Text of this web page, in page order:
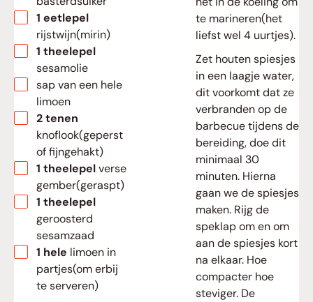
▢
1 eetlepel
rijstwijn(mirin)
▢
1 theelepel
sesamolie
▢
sap van een hele
limoen
▢
2tenen
knoflook(geperst
of fijngehakt)
▢
1 theelepelverse
gember(geraspt)
▢
1 theelepel
geroosterd
sesamzaad
▢
1 hele limoen in
partjes(om erbij
te serveren)
te marineren(het
liefst wel 4 uurtjes).
Zet houten spiesjes
in een laagje water,
dit voorkomt dat ze
verbranden op de
barbecue tijdens de
bereiding, doe dit
minimaal 30
minuten. Hierna
gaan we de spiesjes
maken. Rijg de
speklap om en om
aan de spiesjes kort
na elkaar. Hoe
compacter hoe
steviger. De